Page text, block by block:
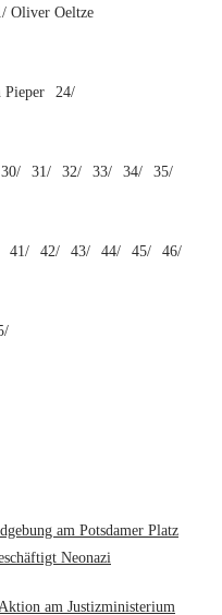
Oliver Oeltze
Pieper 24/
30/ 31/ 32/ 33/ 34/ 35/
41/ 42/ 43/ 44/ 45/ 46/
am Potsdamer Platz
Neonazi
am Justizministerium